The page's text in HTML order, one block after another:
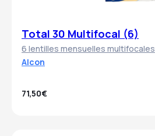
Total 30 Multifocal (6)
6 lentilles mensuelles multifocales
Alcon
71,50€